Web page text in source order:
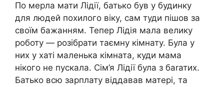
По меpла мати Лідії, батько був у будинку
для людей похилого віку, сам туди пішов за
своїм бажанням. Тепер Лідія мала велику
роботу — розібрати таємну кімнату. Була у
них у хаті маленька кімната, куди мама
нікого не пускала. Сім’я Лідії була з баrатих.
Батько всю зарплату віддавав матері, та